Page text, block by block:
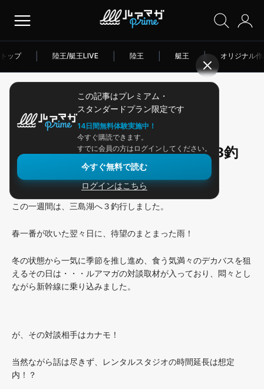
トップ 陸王/艇王LIVE 陸王 艇王 | オリジナル
この記事はプレミアム・
スタンダードプラン限定です
14日間無料体験実施中！
今すぐ購読できます。
すでに会員の方はログインしてください。
今すぐ無料で読む
ログインはこちら
アングラー連載
春の雨！ でかバス求めて三島湖3釣
行！
この一週間は、三島湖へ３釣行しました。
春一番が吹いた翌々日に、待望のまとまった雨！
冬の状態から一気に季節を推し進め、食う気満々のデカバスを狙
えるその日は・・・ルアマガの対談取材が入っており、悶々とし
ながら新幹線に乗り込みました。
が、その対談相手はカナモ！
当然ながら話は尽きず、レンタルスタジオの時間延長は想定
内！？